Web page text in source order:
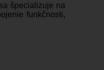
špecializuje na
funkčnosti,